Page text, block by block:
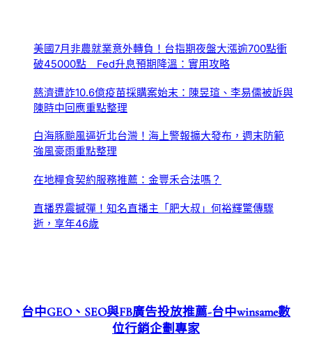
美國7月非農就業意外轉負！台指期夜盤大漲逾700點衝
破45000點 Fed升息預期降溫：實用攻略
慈濟遭詐10.6億疫苗採購案始末：陳昱瑄、李易儒被訴與
陳時中回應重點整理
白海豚颱風逼近北台灣！海上警報擴大發布，週末防範
強風豪雨重點整理
在地糧食契約服務推薦：金豐禾合法嗎？
直播界震撼彈！知名直播主「肥大叔」何裕輝驚傳驟
逝，享年46歲
台中GEO、SEO與FB廣告投放推薦-台中winsame數
位行銷企劃專家